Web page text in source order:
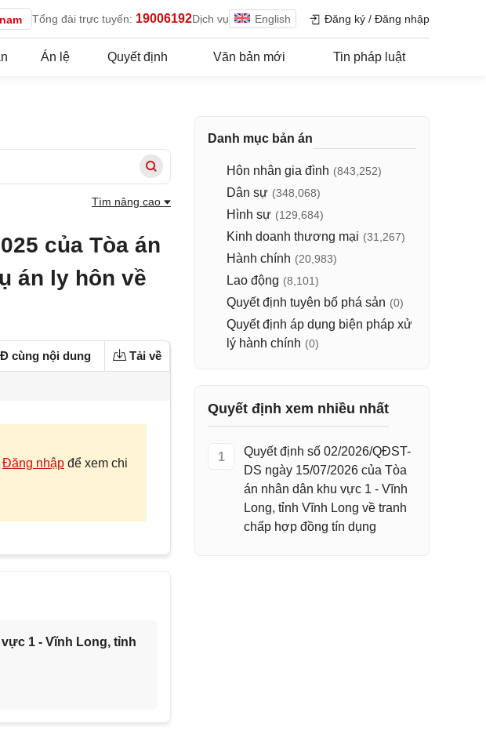
Tổng đài trực tuyến: 19006192Dịch vụ English Đăng ký / Đăng nhập
Án lệ Quyết định Văn bản mới Tin pháp luật
Tìm nâng cao
của Tòa án
án ly hôn về
cùng nội dung Tải về
Đăng nhập để xem chi
1 - Vĩnh Long, tỉnh
Danh mục bản án
Hôn nhân gia đình (843,252)
Dân sự (348,068)
Hình sự (129,684)
Kinh doanh thương mại (31,267)
Hành chính (20,983)
Lao động (8,101)
Quyết định tuyên bố phá sản (0)
Quyết định áp dụng biện pháp xử
lý hành chính (0)
Quyết định xem nhiều nhất
1
Quyết định số 02/2026/QĐST-
DS ngày 15/07/2026 của Tòa
án nhân dân khu vực 1 - Vĩnh
Long, tỉnh Vĩnh Long về tranh
chấp hợp đồng tín dụng